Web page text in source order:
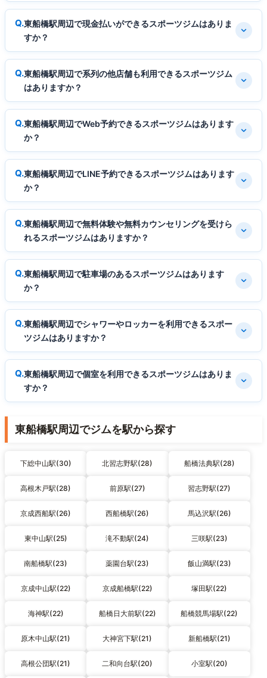
東船橋駅周辺で現金払いができるスポーツジムはありま
すか？
東船橋駅周辺で系列の他店舗も利用できるスポーツジム
はありますか？
東船橋駅周辺でWeb予約できるスポーツジムはあります
か？
東船橋駅周辺でLINE予約できるスポーツジムはあります
か？
東船橋駅周辺で無料体験や無料カウンセリングを受けら
れるスポーツジムはありますか？
東船橋駅周辺で駐車場のあるスポーツジムはあります
か？
東船橋駅周辺でシャワーやロッカーを利用できるスポー
ツジムはありますか？
東船橋駅周辺で個室を利用できるスポーツジムはありま
すか？
東船橋駅周辺でジムを駅から探す
下総中山駅(30) 北習志野駅(28) 船橋法典駅(28)
高根木戸駅(28) 前原駅(27) 習志野駅(27)
京成西船駅(26) 西船橋駅(26) 馬込沢駅(26)
東中山駅(25) 滝不動駅(24) 三咲駅(23)
南船橋駅(23) 薬園台駅(23) 飯山満駅(23)
京成中山駅(22) 京成船橋駅(22) 塚田駅(22)
海神駅(22) 船橋日大前駅(22) 船橋競馬場駅(22)
原木中山駅(21) 大神宮下駅(21) 新船橋駅(21)
高根公団駅(21) 二和向台駅(20) 小室駅(20)